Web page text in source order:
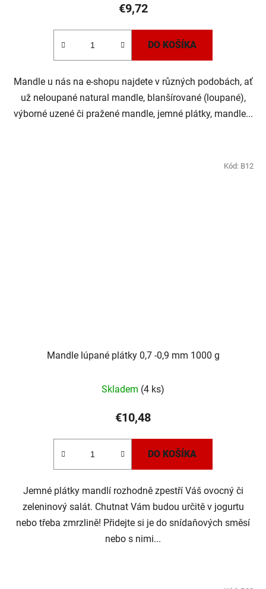
€9,72
DO KOŠÍKA
Mandle u nás na e-shopu najdete v různých podobách, ať
už neloupané natural mandle, blanšírované (loupané),
výborné uzené či pražené mandle, jemné plátky, mandle...
Mandle lúpané plátky 0,7 -0,9 mm 1000 g
Skladem (4 ks)
€10,48
DO KOŠÍKA
Jemné plátky mandlí rozhodně zpestří Váš ovocný či
zeleninový salát. Chutnat Vám budou určitě v jogurtu
nebo třeba zmrzlině! Přidejte si je do snídaňových směsí
nebo s nimi...
Kód: B12